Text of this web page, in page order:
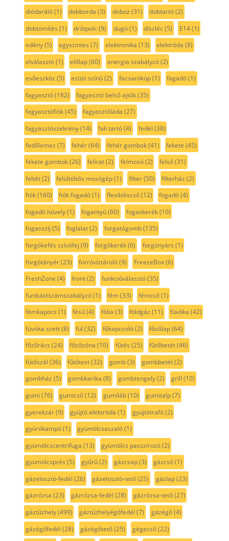
diódaráló(1) dobborda (3) doboz (31) dobtartó(2)
dobtömítés (1) drótpolc(9) dugó(1) díszléc(5) E14(1)
edény(5) egyszintes (7) elektronika (13) elektróda (8)
elválasztó(1) előlap(60) energia szabályzó(2)
evőeszköz (5) ezüst színű(2) facsarókúp(1) fagadó(1)
fagyasztó(182) fagyasztó belső ajtók(35)
fagyasztófiók(45) fagyasztóláda (27)
fagyasztószekrény(14) fali tartó(4) fedél (38)
fedőlemez (7) fehér(64) fehér gombok(41) fekete (45)
fekete gombok(26) felirat(2) felmosó(2) felső(31)
feltét(2) felültöltős mosógép(1) filter(50) filterház (2)
fiók(160) fiók fogadó(1) flexibiliscső(12) fogadó(4)
fogadó hüvely(1) fogantyú(60) fogaskerék(10)
fogasszíj (5) foglalat(2) forgatógomb(135)
forgókefés szívófej (9) forgókerék(6) forgónyárs (1)
forgótányér(23) forróvíztároló(9) FreezeBox(6)
FreshZone (4) front(2) funkcióválasztó(35)
furdulatszámszabályzó(1) fém(33) fémcső(1)
fémkapocs (1) fésű(4) fólia (3) földgáz (11) fúvóka (42)
fúvóka szett(8) fül (32) főkapcsoló(2) főzőlap(64)
főzőrács (24) főzőzóna (10) fűtés (25) fűtőbetét(46)
fűtőszál (36) fűtőtest(32) gomb(3) gombbetét(2)
gombház (5) gombkarika (8) gombtengely(2) grill (10)
gumi (76) gumicső(12) gumiláb(10) gumitalp(7)
gyerekzár(9) gyújtó elektróda (1) gyújtótrafó(2)
gyúrókampó(1) gyümölcsaszaló(1)
gyümölcscentrifuga (13) gyümölcs passzírozó(2)
gyümölcsprés (5) gyűrű(2) gázcsap(3) gázcső(1)
gázelosztó-fedél (26) gázelosztó-tető(25) gázlap(23)
gázrózsa (23) gázrózsa-fedél (28) gázrózsa-tető(27)
gáztűzhely(499) gáztűzhelyégőfedél (7) gázégő(4)
gázégőfedél (28) gázégőtető(25) gégecső(22)